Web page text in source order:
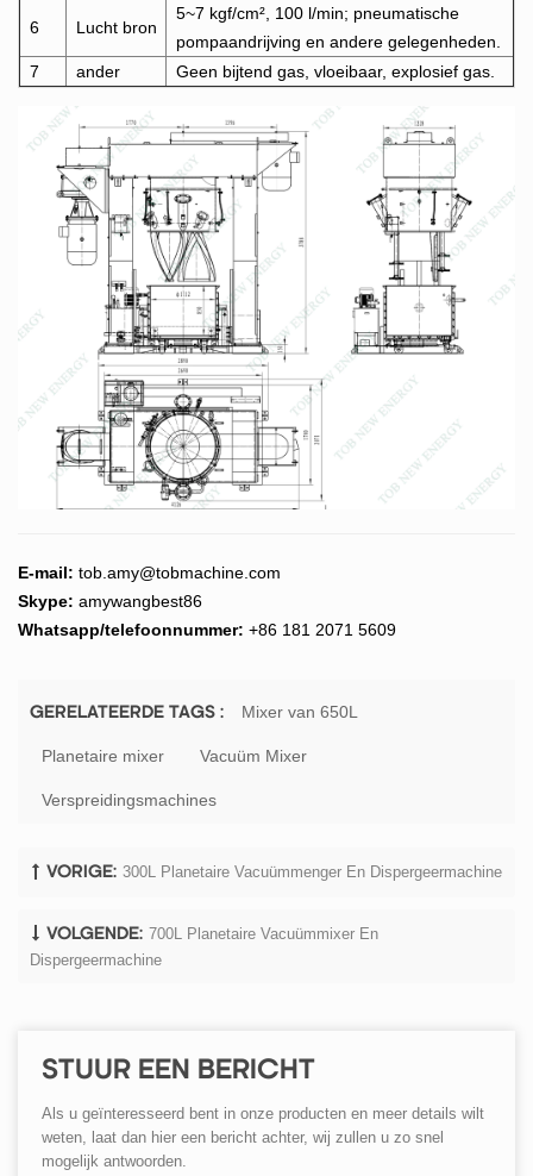
6 Lucht bron
5~7 kgf/cm², 100 l/min; pneumatische
pompaandrijving en andere gelegenheden.
7
ander Geen bijtend gas, vloeibaar, explosief gas.
E-mail: tob.amy@tobmachine.com
Skype: amywangbest86
Whatsapp/telefoonnummer: +86 181 2071 5609
GERELATEERDE TAGS : Mixer van 650L
Planetaire mixer Vacuüm Mixer
Verspreidingsmachines
VORIGE: 300L Planetaire Vacuümmenger En Dispergeermachine
VOLGENDE: 700L Planetaire Vacuümmixer En
Dispergeermachine
STUUR EEN BERICHT
Als u geïnteresseerd bent in onze producten en meer details wilt
weten, laat dan hier een bericht achter, wij zullen u zo snel
mogelijk antwoorden.